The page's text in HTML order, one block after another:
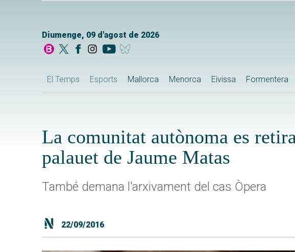
Diumenge, 09 d'agost de 2026
El Temps Esports Mallorca Menorca Eivissa Formentera
La comunitat autònoma es
palauet de Jaume Matas
També demana l'arxivament del cas Òpera
22/09/2016